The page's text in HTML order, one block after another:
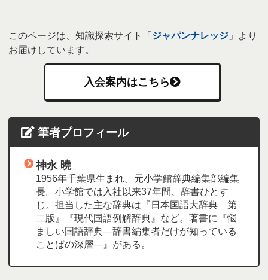
このページは、知識探索サイト「 ジャパンナレッジ 」より
お届けしています。
入会案内はこちら
筆者プロフィール
神永 曉
1956年千葉県生まれ。元小学館辞典編集部編集
長。小学館では入社以来37年間、辞書ひとす
じ。担当した主な辞典は『日本国語大辞典 第
二版』『現代国語例解辞典』など。著書に『悩
ましい国語辞典―辞書編集者だけが知っている
ことばの深層―』がある。